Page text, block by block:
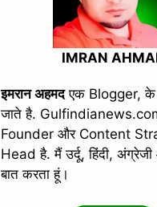
IMRAN
इमरान अहमदएक Blogger, के
जाते है.
Founder और Content
Head है. मैं उर्दू, हिंदी,
बात करता हूं।